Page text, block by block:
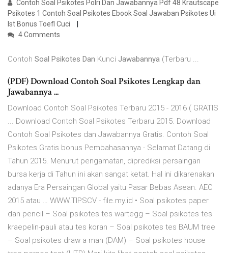
Contoh Soal Psikotes Polri Dan Jawabannya Pdf 48 Krautscape
Psikotes 1 Contoh Soal Psikotes Ebook Soal Jawaban Psikotes Ui
Ist Bonus Toefl Cuci
4 Comments
Contoh Soal Psikotes Dan Kunci Jawabannya (Terbaru ...
(PDF) Download Contoh Soal Psikotes Lengkap dan
Jawabannya ...
Download Contoh Soal Psikotes Terbaru 2015 - 2016 ( GRATIS
... Download Contoh Soal Psikotes Terbaru 2015. Download
Contoh Soal Psikotes dan Jawabannya Gratis. Contoh Soal
Psikotes Gratis bonus Pembahasannya - Selamat Datang di
Tahun 2015. Menurut pengamatan, diprediksi persaingan
bursa kerja di Tahun ini akan sangat ketat. Hal ini dikarenakan
adanya Era Persaingan Global yaitu Pasar Bebas Asean. AEC
2015 atau … WWW.TIPSCV - file.my.id • Soal psikotes paper
dan pencil – Soal psikotes tes wartegg – Soal psikotes tes
kraepelin-pauli atau tes koran – Soal psikotes tes BAUM tree
– Soal psikotes draw a man (DAM) – Soal psikotes house